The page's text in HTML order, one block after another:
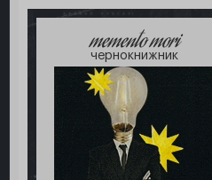
memento mori
чернокнижник